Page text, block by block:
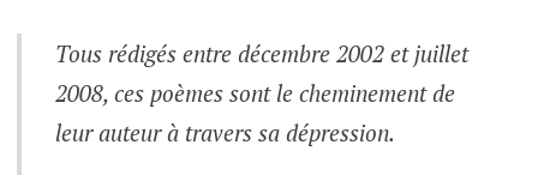
Tous rédigés entre décembre 2002 et juillet
2008, ces poèmes sont le cheminement de
leur auteur à travers sa dépression.